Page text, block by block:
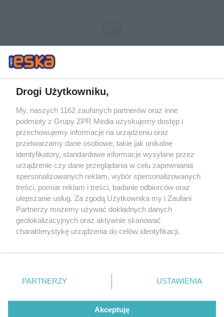
Żaden utwór zamieszczony w serwisie nie może być powielany i
rozpowszechniany lub dalej rozpowszechniany w jakikolwiek sposób (w
tym także elektroniczny lub mechaniczny) na jakimkolwiek polu
eksploatacji w jakiejkolwiek formie, włącznie z umieszczaniem w
Internecie bez pisemnej zgody właściciela praw. Jakiekolwiek użycie lub
wykorzystanie utworów w całości lub w części z naruszeniem prawa,
tzn. bez właściwej zgody, jest zabronione pod groźbą kary i może być
ścigane prawnie.
© 2026 Grupa ZPR Media
Drogi Użytkowniku,
My, naszych 1162 zaufanych partnerów oraz inne
podmioty z Grupy ZPR Media uzyskujemy dostęp i
przechowujemy informacje na urządzeniu oraz
przetwarzamy dane osobowe, takie jak unikalne
identyfikatory, standardowe informacje wysyłane przez
urządzenie czy dane przeglądania w celu zapewniania
spersonalizowanych reklam, wybór spersonalizowanych
treści, pomiar reklam i treści, badanie odbiorców oraz
ulepszanie usług. Za zgodą Użytkownika my i Zaufani
Partnerzy możemy używać dokładnych danych
geolokalizacyjnych oraz aktywnie skanować
charakterystykę urządzenia do celów identyfikacji.
zmienić/wycofać klikając przycisk ustawień prywatności
znajdujący się w lewym dolnym rogu strony
rodzaje przetwarzania danych nie wymagają zgody
użytkownika, ale masz prawo sprzeciwić się takiemu
PARTNERZY USTAWIENIA
Akceptuję